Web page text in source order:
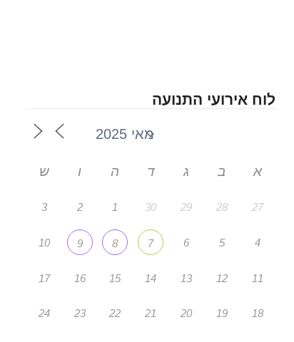
לוח אירועי התנועה
א ב ג ד ה ו ש
27
28
29
30
1
2
3
4
5
6
7
8
9
10
11
12
13
14
15
16
17
18
19
20
21
22
23
24